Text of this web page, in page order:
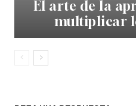
El arte de la
multiplicar